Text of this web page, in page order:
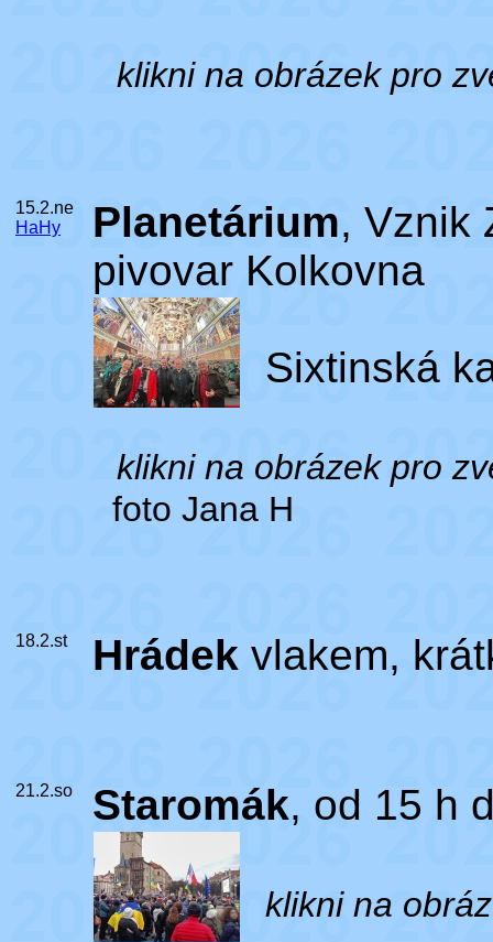
klikni na obrázek pro
15.2.ne
HaHy
Planetárium, Vznik
pivovar Kolkovna
Sixtinská
klikni na obrázek pro
foto Jana H
18.2.st Hrádek vlakem,
21.2.so Staromák, od 15 h
klikni na